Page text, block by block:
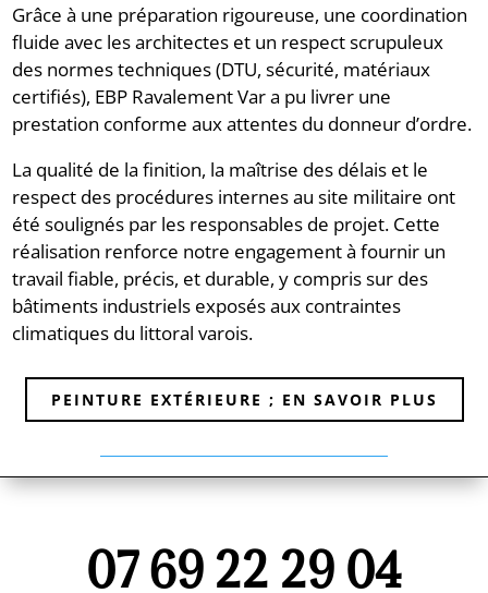
Grâce à une préparation rigoureuse, une coordination
fluide avec les architectes et un respect scrupuleux
des normes techniques (DTU, sécurité, matériaux
certifiés), EBP Ravalement Var a pu livrer une
prestation conforme aux attentes du donneur d’ordre.
La qualité de la finition, la maîtrise des délais et le
respect des procédures internes au site militaire ont
été soulignés par les responsables de projet. Cette
réalisation renforce notre engagement à fournir un
travail fiable, précis, et durable, y compris sur des
bâtiments industriels exposés aux contraintes
climatiques du littoral varois.
PEINTURE EXTÉRIEURE ; EN SAVOIR PLUS
07 69 22 29 04